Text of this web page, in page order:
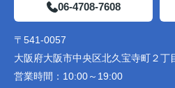
06-4708-7608
〒541-0057
大阪府大阪市中央区北久宝寺町２丁
営業時間： 10:00～19:00